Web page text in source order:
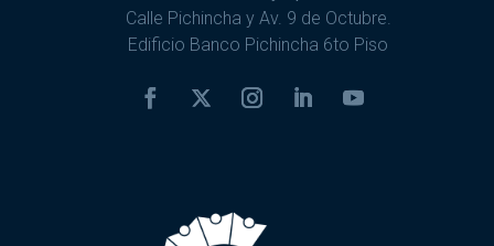
Calle Pichincha y Av. 9 de Octubre.
Edificio Banco Pichincha 6to Piso